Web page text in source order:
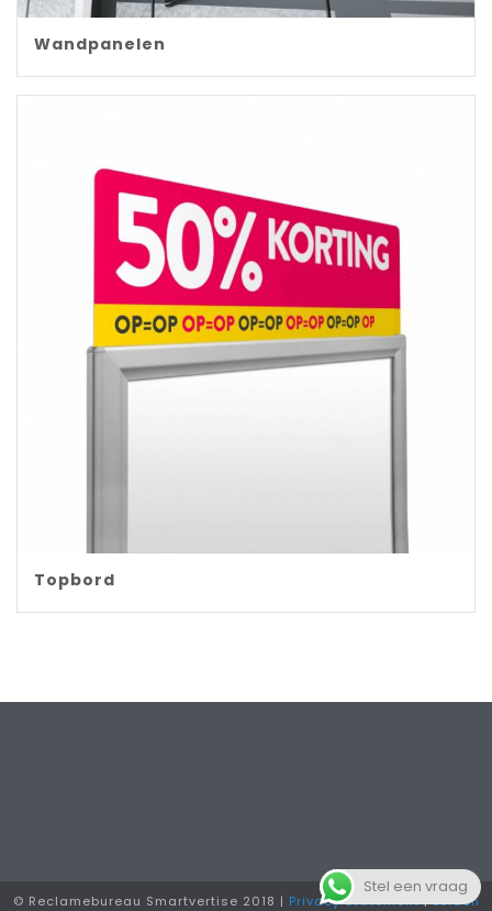
Wandpanelen
Topbord
© Reclamebureau Smartvertise 2018 | Privacy statement|Leiden
Stel een vraag